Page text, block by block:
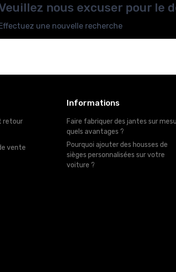
nous excuser pour le
une nouvelle recherche
retour
vente
Informations
Faire fabriquer des jantes sur
quels avantages ?
Pourquoi ajouter des housses de
sièges personnalisées sur votre
voiture ?